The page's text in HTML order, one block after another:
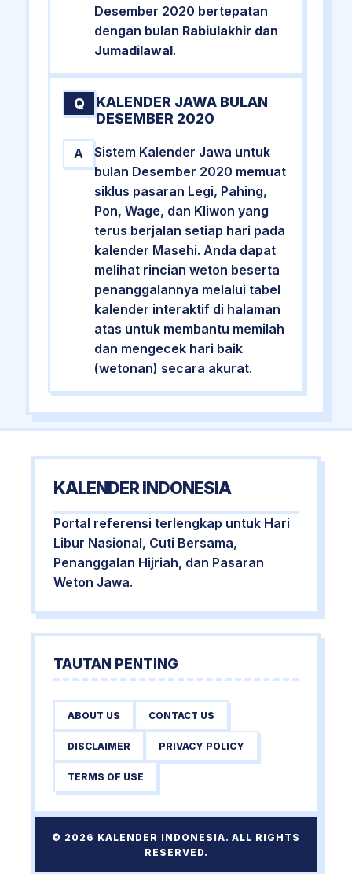
Desember 2020 bertepatan
dengan bulan Rabiulakhir dan
Jumadilawal.
Q
KALENDER JAWA BULAN
DESEMBER 2020
A
Sistem Kalender Jawa untuk
bulan Desember 2020 memuat
siklus pasaran Legi, Pahing,
Pon, Wage, dan Kliwon yang
terus berjalan setiap hari pada
kalender Masehi. Anda dapat
melihat rincian weton beserta
penanggalannya melalui tabel
kalender interaktif di halaman
atas untuk membantu memilah
dan mengecek hari baik
(wetonan) secara akurat.
KALENDER INDONESIA
Portal referensi terlengkap untuk Hari
Libur Nasional, Cuti Bersama,
Penanggalan Hijriah, dan Pasaran
Weton Jawa.
TAUTAN PENTING
ABOUT US CONTACT US
DISCLAIMER PRIVACY POLICY
TERMS OF USE
© 2026 KALENDER INDONESIA. ALL RIGHTS
RESERVED.